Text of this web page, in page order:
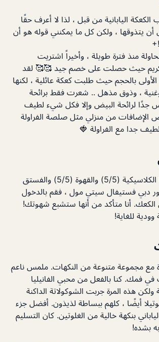
اليابانية من قبل ، لذا لا أعرف حقًا
يتذوقها ، ولكن كل ما يمكنني قوله هو أن
منذ فترة طويلة ، وأخيراً اشتريت
كريم حيث حصلت على خصم جيد 🥰🥰 لقد
بالحجم حيث طلبت كعكة عائلية ، لكنها
، وذوق مذهل .. شعرت فقط برائحة
جدًا لرائحة البيض وإلا فكل شيء لطيف
من منزلي مثل صلصة الفراولة
لطيف جدا مع الفراولة 🍓
لقد جربت الفانيليا الكلاسيكية (5/5) والقهوة (5/5) والفستق
تزور دبي فستيفال سيتي مول ، فقم بالدخول
أنا متأكد من أنها ستشبع شهوتك!
للغاية!
مع مجموعة متنوعة من النكهات. ملمس ناعم
فمك. كنا بالفعل من محبي الفانيليا
ولكن هذه المرة جربت الشوكولاتة الداكنة
أيضًا ، كلهم ​​ببساطة لذيذون. أفضل جزء
بنكهة خالية من الغلوتين. كان التسليم
بشده!